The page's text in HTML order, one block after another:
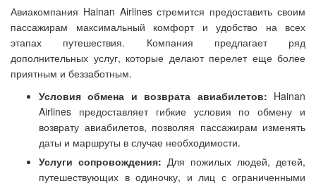
Авиакомпания Hainan Airlines стремится предоставить своим
пассажирам максимальный комфорт и удобство на всех
этапах путешествия. Компания предлагает ряд
дополнительных услуг, которые делают перелет еще более
приятным и беззаботным.
Условия обмена и возврата авиабилетов: Hainan
Airlines предоставляет гибкие условия по обмену и
возврату авиабилетов, позволяя пассажирам изменять
даты и маршруты в случае необходимости.
Услуги сопровождения: Для пожилых людей, детей,
путешествующих в одиночку, и лиц с ограниченными